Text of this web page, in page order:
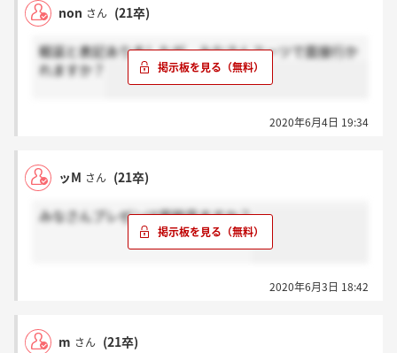
non さん (21卒)
軽装と表記ありましたが、みなさんスーツで面接行か
れますか？
2020年6月4日 19:34
ッM さん (21卒)
みなさんプレゼンは原稿見ますか？
2020年6月3日 18:42
m さん (21卒)